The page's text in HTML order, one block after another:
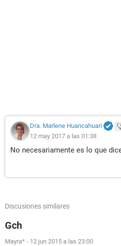
Dra. Marlene Huancahuari
12 may 2017 a las 01:38
No necesariamente es lo que
Discusiones similares
Gch
Mayra* - 12 jun 2015 a las 23:00